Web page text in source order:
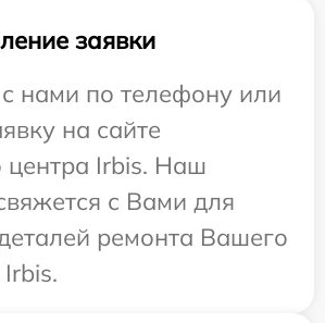
заявки
нами по телефону или
на сайте
центра Irbis. Наш
с Вами для
ремонта Вашего